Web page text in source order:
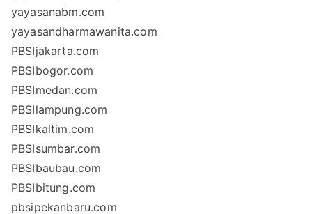
yayasanabm.com
yayasandharmawanita.com
PBSIjakarta.com
PBSIbogor.com
PBSImedan.com
PBSIlampung.com
PBSIkaltim.com
PBSIsumbar.com
PBSIbaubau.com
PBSIbitung.com
pbsipekanbaru.com